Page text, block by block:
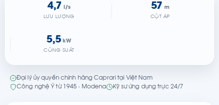
4,7 l/s
LƯU LƯỢNG
57 m
CỘT ÁP
5,5 kW
CÔNG SUẤT
Đại lý ủy quyền chính hãng Caprari tại Việt Nam
Công nghệ Ý từ 1945 · Modena
Kỹ sư ứng dụng trực 24/7